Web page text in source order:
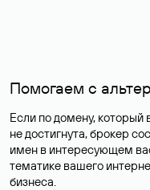
Помогаем с
Если по домену, который
не достигнута, брокер
имен в интересующем
тематике вашего
бизнеса.